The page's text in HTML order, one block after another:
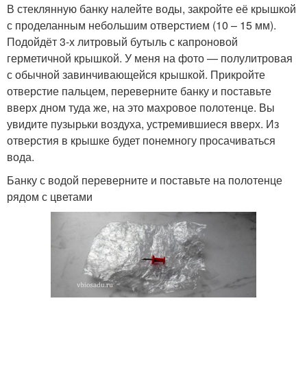
В стеклянную банку налейте воды, закройте её крышкой
с проделанным небольшим отверстием (10 – 15 мм).
Подойдёт 3-х литровый бутыль с капроновой
герметичной крышкой. У меня на фото — полулитровая
с обычной завинчивающейся крышкой. Прикройте
отверстие пальцем, переверните банку и поставьте
вверх дном туда же, на это махровое полотенце. Вы
увидите пузырьки воздуха, устремившиеся вверх. Из
отверстия в крышке будет понемногу просачиваться
вода.
Банку с водой переверните и поставьте на полотенце
рядом с цветами